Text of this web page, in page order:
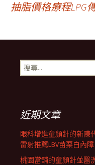
章
導
航
列
抽脂價格療程LPG
搜
尋
近期文章
眼科增進童顏針的新陳
雷射推薦LBV苗栗白內障
桃園當舖的童顏針並醫